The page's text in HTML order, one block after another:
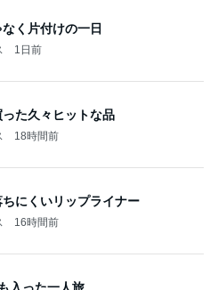
く片付けの一日
1日前
た久々ヒットな品
18時間前
にくいリップライナー
16時間前
入った一人旅